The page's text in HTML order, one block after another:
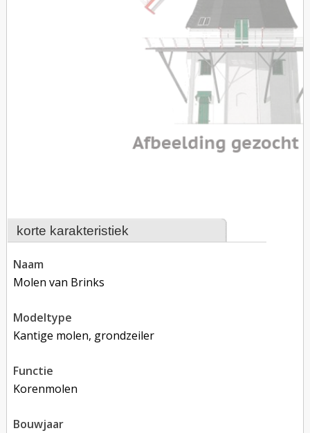
korte karakteristiek
naam
Molen van Brinks
modeltype
Kantige molen, grondzeiler
functie
korenmolen
bouwjaar